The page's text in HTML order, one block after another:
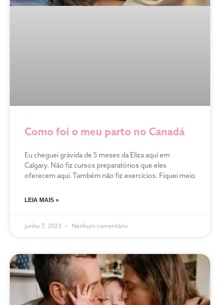
Como foi o meu parto no Canadá
Eu cheguei grávida de 5 meses da Eliza aqui em
Calgary. Não fiz cursos preparatórios que eles
oferecem aqui. Também não fiz exercícios. Fiquei meio
LEIA MAIS »
junho 7, 2023 Nenhum comentário